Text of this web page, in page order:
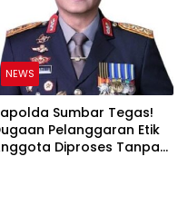
NEWS
Sumbar Tegas!
Pelanggaran Etik
Diproses Tanpa